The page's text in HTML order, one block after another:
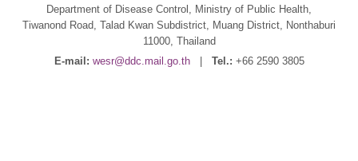
Department of Disease Control, Ministry of Public Health,
Tiwanond Road, Talad Kwan Subdistrict, Muang District, Nonthaburi
11000, Thailand
E-mail: wesr@ddc.mail.go.th| Tel.: +66 2590 3805